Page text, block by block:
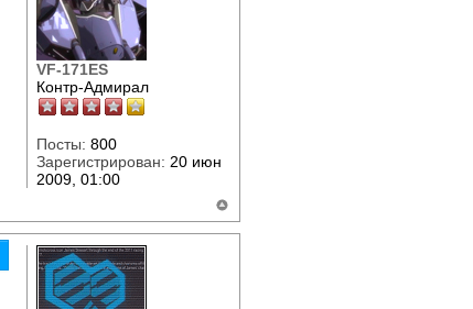
VF-171ES
Контр-Адмирал
Посты: 800
Зарегистрирован: 20 июн
2009, 01:00